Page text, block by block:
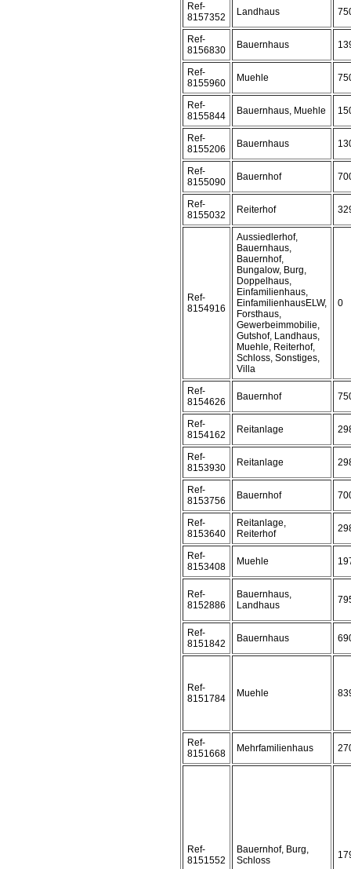
Ref-
8157352
Landhaus
Ref-
8156830
Bauernhaus
Ref-
8155960
Muehle
Ref-
8155844
Bauernhaus, Muehle
Ref-
8155206
Bauernhaus
Ref-
8155090
Bauernhof
Ref-
8155032
Reiterhof
Ref-
8154916
Aussiedlerhof,
Bauernhaus,
Bauernhof,
Bungalow, Burg,
Doppelhaus,
Einfamilienhaus,
EinfamilienhausELW,
Forsthaus,
Gewerbeimmobilie,
Gutshof, Landhaus,
Muehle, Reiterhof,
Schloss, Sonstiges,
Villa
0
Ref-
8154626
Bauernhof
Ref-
8154162
Reitanlage
Ref-
8153930
Reitanlage
Ref-
8153756
Bauernhof
Ref-
8153640
Reitanlage,
Reiterhof
Ref-
8153408
Muehle
Ref-
8152886
Bauernhaus,
Landhaus
Ref-
8151842
Bauernhaus
Ref-
8151784
Muehle
Ref-
8151668
Mehrfamilienhaus
Ref-
8151552
Bauernhof, Burg,
Schloss